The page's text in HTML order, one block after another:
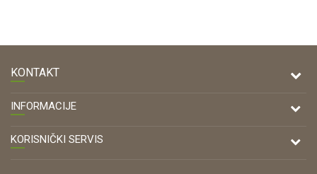
KONTAKT
DRVONA D.O.O.
Antuna Mihanovića 7,
47000 Karlovac
INFORMACIJE
O nama
KORISNIČKI SERVIS